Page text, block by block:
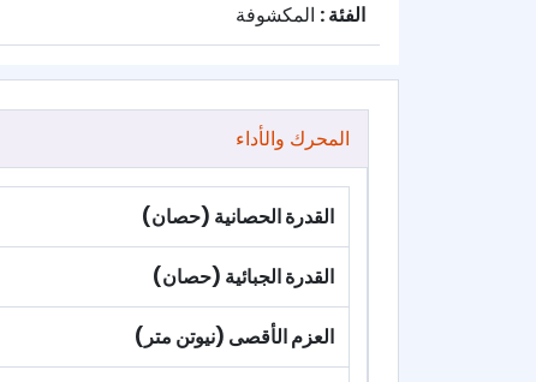
الفئة : المكشوفة
المحرك والأداء
القدرة الحصانية (حصان)
القدرة الجبائية (حصان)
العزم الأقصى (نيوتن متر)